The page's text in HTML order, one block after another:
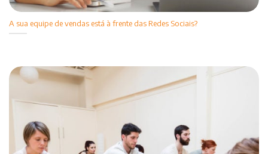
A sua equipe de vendas está à frente das Redes Sociais?